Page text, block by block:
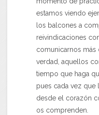
estamos viendo
los balcones a
reivindicaciones
comunicarnos
verdad, aquellos
tiempo que haga
pues cada vez que
desde el corazón
os comprenden.